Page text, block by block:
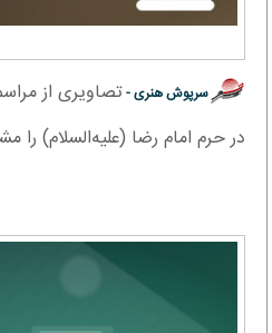
سرپوش هنری -تصاویری از
در حرم امام رضا (علیه‌السلام) را